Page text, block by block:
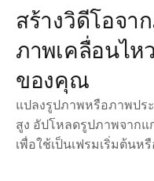
สร้างวิดีโอจา
ภาพเคลื่อนไห
ของคุณ
แปลงรูปภาพหรือภาพป
สูง อัปโหลดรูปภาพจากแ
เพื่อใช้เป็นเฟรมเริ่มต้นห